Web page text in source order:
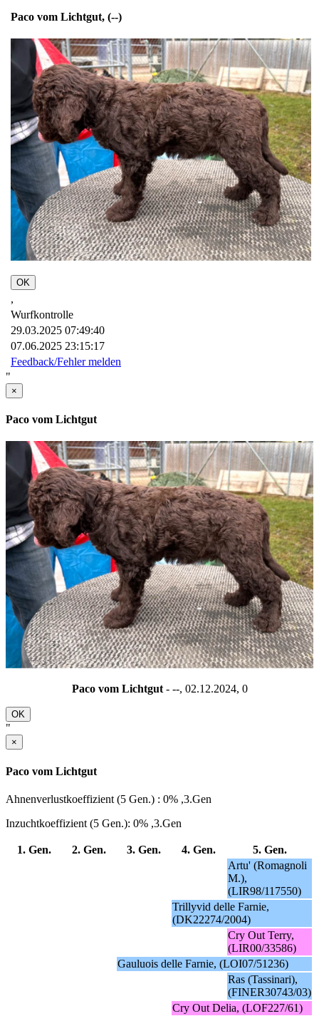
Paco vom Lichtgut, (--)
OK
,
Wurfkontrolle
29.03.2025 07:49:40
07.06.2025 23:15:17
Feedback/Fehler melden
"
×
Paco vom Lichtgut
Paco vom Lichtgut- --, 02.12.2024, 0
OK
"
×
Paco vom Lichtgut
Ahnenverlustkoeffizient (5 Gen.) : 0% ,3.Gen
Inzuchtkoeffizient (5 Gen.): 0% ,3.Gen
1. Gen. 2. Gen. 3. Gen. 4. Gen.
5. Gen.
Artu' (Romagnoli
M.),
(LIR98/117550)
Trillyvid delle Farnie,
(DK22274/2004)
Cry Out Terry,
(LIR00/33586)
Gauluois delle Farnie, (LOI07/51236)
Ras (Tassinari),
(FINER30743/03)
Cry Out Delia, (LOF227/61)